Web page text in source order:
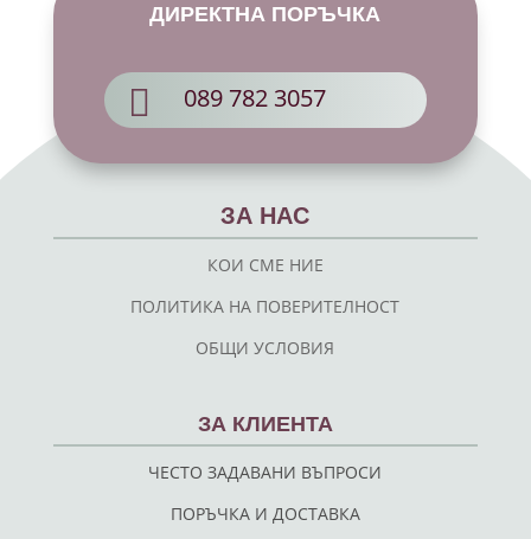
ДИРЕКТНА ПОРЪЧКА
 089 782 3057
ЗА НАС
КОИ СМЕ НИЕ
ПОЛИТИКА НА ПОВЕРИТЕЛНОСТ
ОБЩИ УСЛОВИЯ
ЗА КЛИЕНТА
ЧЕСТО ЗАДАВАНИ ВЪПРОСИ
ПОРЪЧКА И ДОСТАВКА